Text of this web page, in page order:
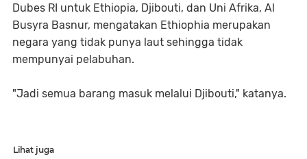
Dubes RI untuk Ethiopia, Djibouti, dan Uni Afrika, Al
Busyra Basnur, mengatakan Ethiophia merupakan
negara yang tidak punya laut sehingga tidak
mempunyai pelabuhan.
"Jadi semua barang masuk melalui Djibouti," katanya.
Lihat juga